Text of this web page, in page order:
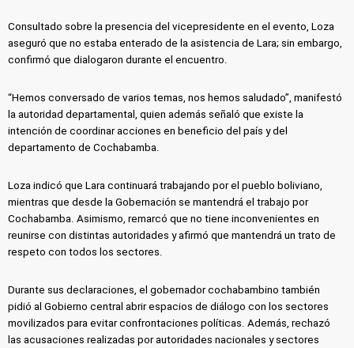
Consultado sobre la presencia del vicepresidente en el evento, Loza
aseguró que no estaba enterado de la asistencia de Lara; sin embargo,
confirmó que dialogaron durante el encuentro.
“Hemos conversado de varios temas, nos hemos saludado”, manifestó
la autoridad departamental, quien además señaló que existe la
intención de coordinar acciones en beneficio del país y del
departamento de Cochabamba.
Loza indicó que Lara continuará trabajando por el pueblo boliviano,
mientras que desde la Gobernación se mantendrá el trabajo por
Cochabamba. Asimismo, remarcó que no tiene inconvenientes en
reunirse con distintas autoridades y afirmó que mantendrá un trato de
respeto con todos los sectores.
Durante sus declaraciones, el gobernador cochabambino también
pidió al Gobierno central abrir espacios de diálogo con los sectores
movilizados para evitar confrontaciones políticas. Además, rechazó
las acusaciones realizadas por autoridades nacionales y sectores